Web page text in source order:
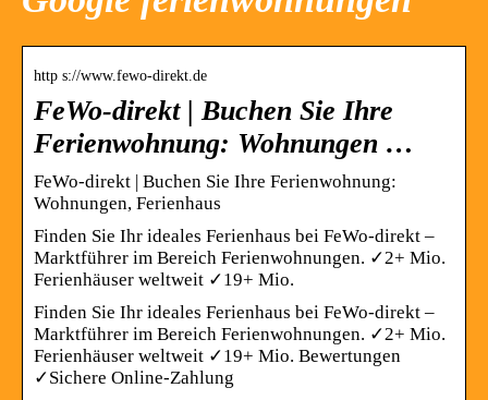
http s://www.fewo-direkt.de
FeWo-direkt | Buchen Sie Ihre
Ferienwohnung: Wohnungen …
FeWo-direkt | Buchen Sie Ihre Ferienwohnung:
Wohnungen, Ferienhaus
Finden Sie Ihr ideales Ferienhaus bei FeWo-direkt –
Marktführer im Bereich Ferienwohnungen. ✓2+ Mio.
Ferienhäuser weltweit ✓19+ Mio.
Finden Sie Ihr ideales Ferienhaus bei FeWo-direkt –
Marktführer im Bereich Ferienwohnungen. ✓2+ Mio.
Ferienhäuser weltweit ✓19+ Mio. Bewertungen
✓Sichere Online-Zahlung